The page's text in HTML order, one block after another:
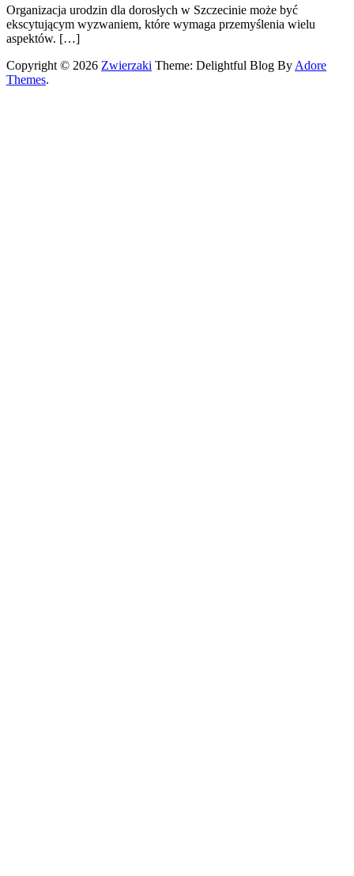
Organizacja urodzin dla dorosłych w Szczecinie może być
ekscytującym wyzwaniem, które wymaga przemyślenia wielu
aspektów. […]
Copyright © 2026 Zwierzaki Theme: Delightful Blog ByAdore
Themes.